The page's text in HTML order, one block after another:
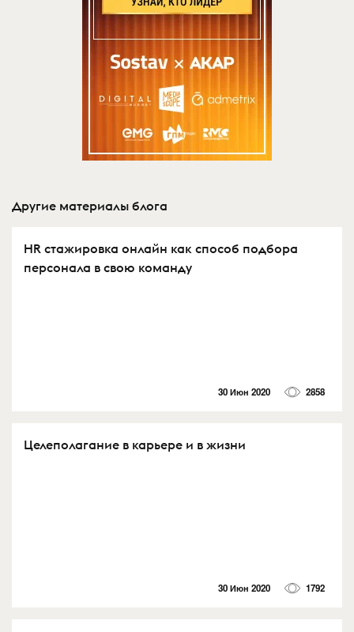
Другие материалы блога
HR стажировка онлайн как способ подбора
персонала в свою команду
30 Июн 2020 2858
Целеполагание в карьере и в жизни
30 Июн 2020 1792